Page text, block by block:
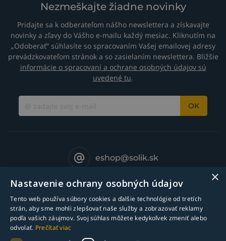
Nezmeškajte žiadne novinky
Pridajte sa k odberateľom nášho newslettera a získavajte
novinky a zľavy do Vášho e-mailu každý mesiac. Kliknutím na
„Odoberať“ súhlasíte so spracovaním Vašej emailovej adresy
prevádzkovateľom stránok a so zasielaním newslettera. Bližšie
informácie o spracovaní a ochrane osobných údajov sú
uvedené tu.
OK
eshop@solik.sk
×
Nastavenie ochrany osobných údajov
Tento web používa súbory cookies a ďalšie technológie od tretích
strán, aby sme mohli zlepšovať naše služby a zobrazovať reklamy
podľa vašich záujmov. Svoj súhlas môžete kedykoľvek zmeniť alebo
odvolať. Prečítať viac